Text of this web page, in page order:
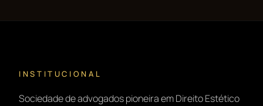
INSTITUCIONAL
Sociedade de advogados pioneira em Direito Estético